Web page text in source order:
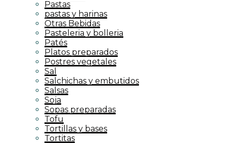
Pastas
pastas y harinas
Otras Bebidas
Pasteleria y bolleria
Patés
Platos preparados
Postres vegetales
Sal
Salchichas y embutidos
Salsas
Soja
Sopas preparadas
Tofu
Tortillas y bases
Tortitas